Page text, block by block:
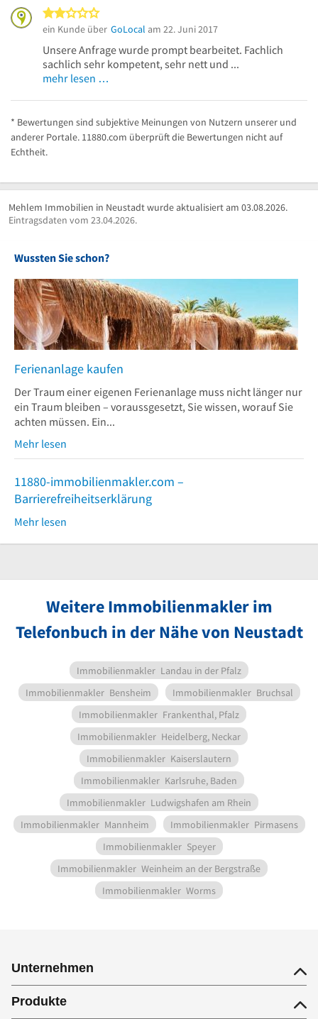
ein Kunde über GoLocal am 22. Juni 2017
Unsere Anfrage wurde prompt bearbeitet. Fachlich
sachlich sehr kompetent, sehr nett und ...
mehr lesen …
* Bewertungen sind subjektive Meinungen von Nutzern unserer und
anderer Portale. 11880.com überprüft die Bewertungen nicht auf
Echtheit.
Mehlem Immobilien in Neustadt wurde aktualisiert am 03.08.2026.
Eintragsdaten vom 23.04.2026.
Wussten Sie schon?
Ferienanlage kaufen
Der Traum einer eigenen Ferienanlage muss nicht länger nur
ein Traum bleiben – voraussgesetzt, Sie wissen, worauf Sie
achten müssen. Ein...
Mehr lesen
11880-immobilienmakler.com –
Barrierefreiheitserklärung
Mehr lesen
Weitere Immobilienmakler im
Telefonbuch in der Nähe von Neustadt
Immobilienmakler Landau in der Pfalz
Immobilienmakler Bensheim Immobilienmakler Bruchsal
Immobilienmakler Frankenthal, Pfalz
Immobilienmakler Heidelberg, Neckar
Immobilienmakler Kaiserslautern
Immobilienmakler Karlsruhe, Baden
Immobilienmakler Ludwigshafen am Rhein
Immobilienmakler Mannheim Immobilienmakler Pirmasens
Immobilienmakler Speyer
Immobilienmakler Weinheim an der Bergstraße
Immobilienmakler Worms
Unternehmen
Produkte